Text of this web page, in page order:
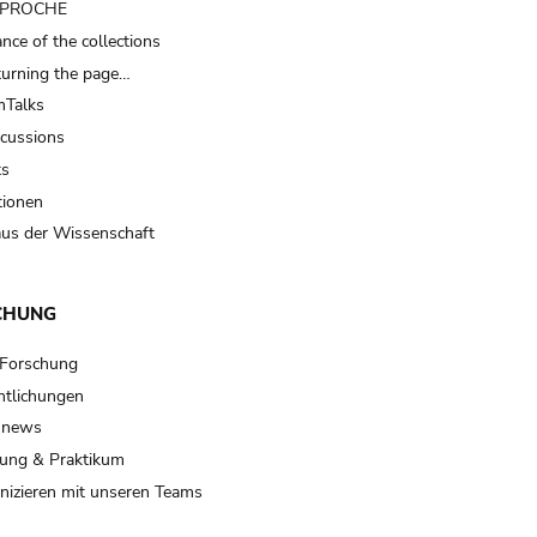
of the collections
the page…
der Wissenschaft
& Praktikum
mit unseren Teams